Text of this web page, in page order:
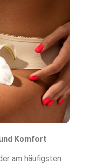
Komfort
am häufigsten